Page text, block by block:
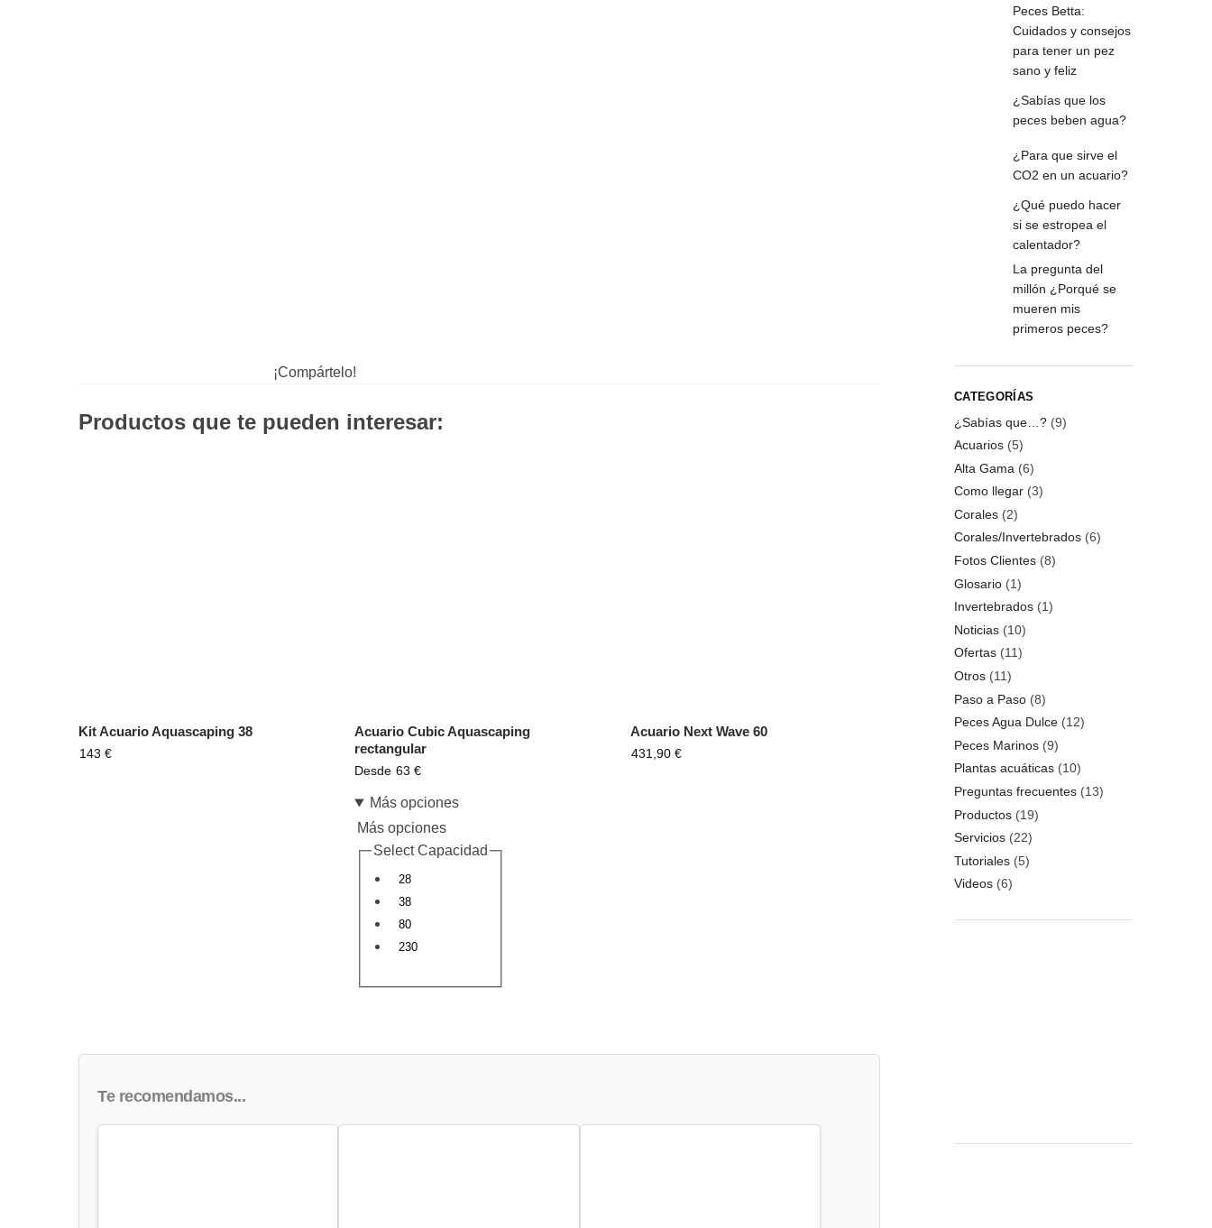
¡Compártelo!
Productos que te pueden interesar:
Kit Acuario Aquascaping 38
143 €
Acuario Cubic Aquascaping
rectangular
Desde 63€
Más opciones
Más opciones
Select Capacidad
28
38
80
230
Acuario Next Wave 60
431,90€
Te recomendamos...
Peces Betta:
Cuidados y consejos
para tener un pez
sano y feliz
¿Sabías que los
peces beben agua?
¿Para que sirve el
CO2 en un acuario?
¿Qué puedo hacer
si se estropea el
calentador?
La pregunta del
millón ¿Porqué se
mueren mis
primeros peces?
CATEGORÍAS
¿Sabías que…? (9)
Acuarios (5)
Alta Gama (6)
Como llegar (3)
Corales (2)
Corales/Invertebrados (6)
Fotos Clientes (8)
Glosario (1)
Invertebrados (1)
Noticias (10)
Ofertas (11)
Otros (11)
Paso a Paso (8)
Peces Agua Dulce (12)
Peces Marinos (9)
Plantas acuáticas (10)
Preguntas frecuentes (13)
Productos (19)
Servicios (22)
Tutoriales (5)
Videos (6)